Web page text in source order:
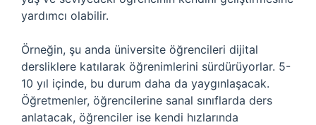
yardımcı olabilir.
Örneğin, şu anda üniversite öğrencileri dijital
dersliklere katılarak öğrenimlerini sürdürüyorlar. 5-
10 yıl içinde, bu durum daha da yaygınlaşacak.
Öğretmenler, öğrencilerine sanal sınıflarda ders
anlatacak, öğrenciler ise kendi hızlarında